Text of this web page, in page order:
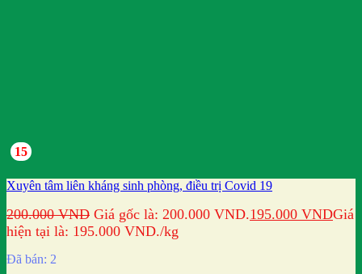
15
Xuyên tâm liên kháng sinh phòng, điều trị Covid 19
200.000VND Giá gốc là: 200.000 VND.195.000 VNDGiá
hiện tại là: 195.000 VND./kg
Đã bán: 2